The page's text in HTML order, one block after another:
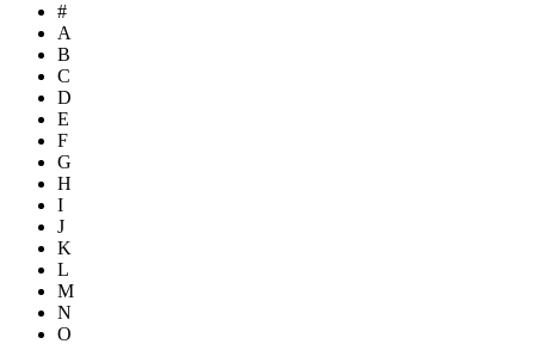
#
A
B
C
D
E
F
G
H
I
J
K
L
M
N
O